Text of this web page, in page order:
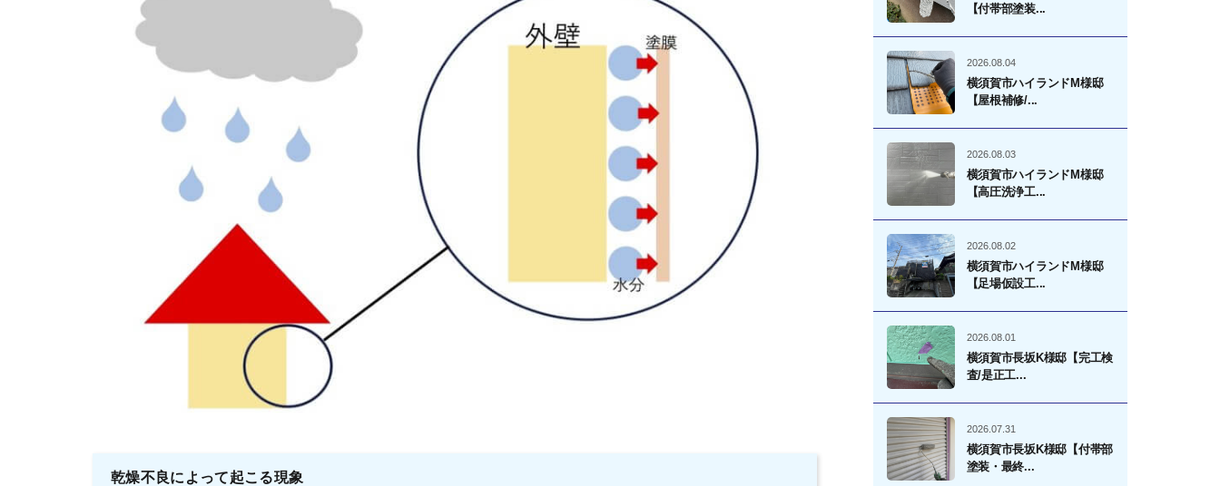
乾燥不良によって起こる現象
【付帯部塗装...
2026.08.04
横須賀市ハイランドM様邸
【屋根補修/...
2026.08.03
横須賀市ハイランドM様邸
【高圧洗浄工...
2026.08.02
横須賀市ハイランドM様邸
【足場仮設工...
2026.08.01
横須賀市長坂K様邸【完工検
査/是正工...
2026.07.31
横須賀市長坂K様邸【付帯部
塗装・最終...